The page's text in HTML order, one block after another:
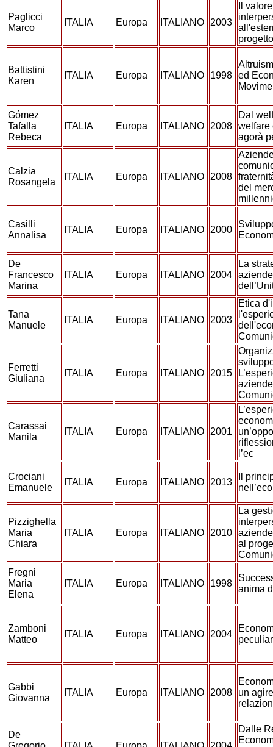
Paglicci
Marco
ITALIA Europa ITALIANO 2003
Il
Battistini
Karen
ITALIA Europa ITALIANO 1998 ed
Gómez
Tafalla
Rebeca
ITALIA Europa ITALIANO 2008
Dal
welfare
agorà
Calzia
Rosangela
ITALIA Europa ITALIANO 2008
del
Casilli
Annalisa
ITALIA Europa ITALIANO 2000
De
Francesco
Marina
ITALIA Europa ITALIANO 2004
La
Tana
Manuele
ITALIA Europa ITALIANO 2003
Etica
Ferretti
Giuliana
ITALIA Europa ITALIANO 2015
Carassai
Manila
ITALIA Europa ITALIANO 2001
l’ec
Crociani
Emanuele
ITALIA Europa ITALIANO 2013
Il
Pizzighella
Maria
Chiara
ITALIA Europa ITALIANO 2010
La
al
Fregni
Maria
Elena
ITALIA Europa ITALIANO 1998
anima
Zamboni
Matteo
ITALIA Europa ITALIANO 2004
Gabbi
Giovanna
ITALIA Europa ITALIANO 2008
un
De
Dalle